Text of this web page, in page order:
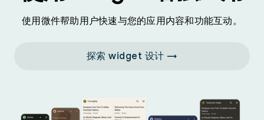
使用微件帮助用户快速与您的应用内容和功能互动。
探索 widget 设计 →